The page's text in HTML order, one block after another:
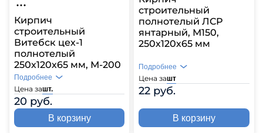
Кирпич
строительный
Витебск цех-1
полнотелый
250х120х65 мм, М-200
Цена зашт.
20 руб.
Подробнее
В корзину
строительный
полнотелый ЛСР
янтарный, М150,
250х120х65 мм
Цена зашт
22 руб.
Подробнее
В корзину